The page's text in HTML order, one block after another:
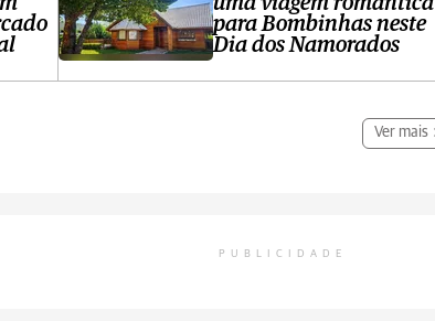
para Bombinhas neste
Dia dos Namorados
Ver mais
PUBLICIDADE